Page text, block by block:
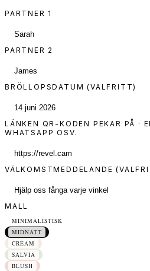
PARTNER 1
PARTNER 2
BRÖLLOPSDATUM (VALFRITT)
LÄNKEN QR-KODEN PEKAR PÅ ·
WHATSAPP OSV.
VÄLKOMSTMEDDELANDE
MALL
MINIMALISTISK
MIDNATT
CREAM
SALVIA
BLUSH